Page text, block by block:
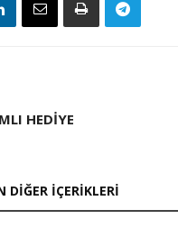
HEDIYE
DIĞER İÇERIKLERI